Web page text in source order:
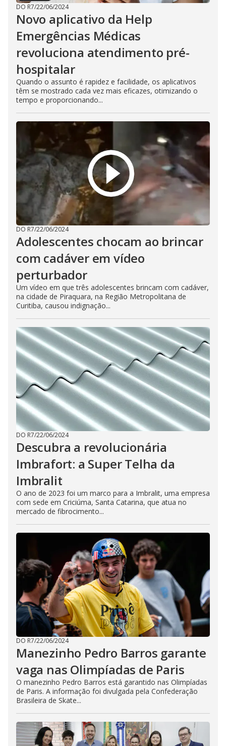
DO R7/22/06/2024
Novo aplicativo da Help
Emergências Médicas
revoluciona atendimento pré-
hospitalar
Quando o assunto é rapidez e facilidade, os aplicativos
têm se mostrado cada vez mais eficazes, otimizando o
tempo e proporcionando...
DO R7/22/06/2024
Adolescentes chocam ao brincar
com cadáver em vídeo
perturbador
Um vídeo em que três adolescentes brincam com cadáver,
na cidade de Piraquara, na Região Metropolitana de
Curitiba, causou indignação...
DO R7/22/06/2024
Descubra a revolucionária
Imbrafort: a Super Telha da
Imbralit
O ano de 2023 foi um marco para a Imbralit, uma empresa
com sede em Criciúma, Santa Catarina, que atua no
mercado de fibrocimento...
DO R7/22/06/2024
Manezinho Pedro Barros garante
vaga nas Olimpíadas de Paris
O manezinho Pedro Barros está garantido nas Olimpíadas
de Paris. A informação foi divulgada pela Confederação
Brasileira de Skate...